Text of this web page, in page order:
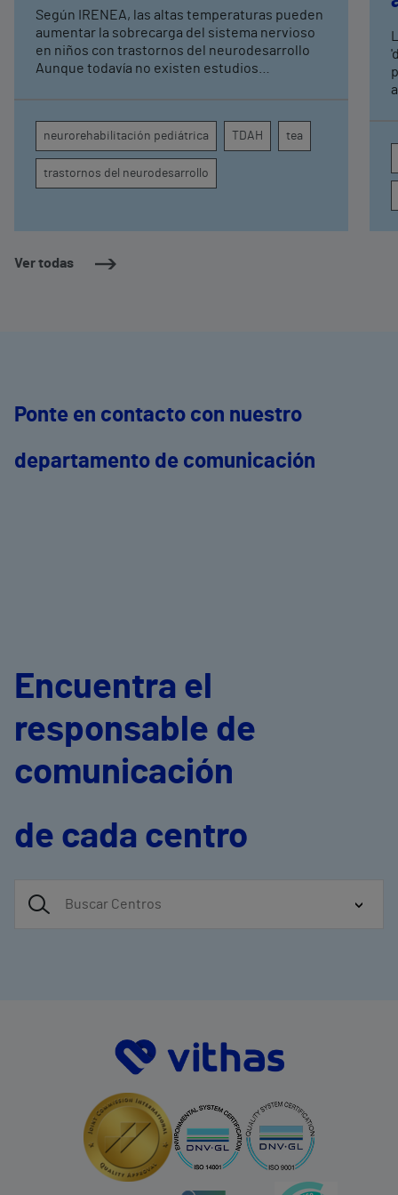
Ver todas
neurorrehabilitación
pediátrica de Vithas
Según IRENEA, las altas temperaturas pueden
aumentar la sobrecarga del sistema nervioso
en niños con trastornos del neurodesarrollo
Aunque todavía no existen estudios
atención, la regulación emocional y la
conducta
neurorehabilitación pediátrica TDAH tea
trastornos del neurodesarrollo
Ponte en contacto con nuestro
departamento de comunicación
Encuentra el
responsable de
comunicación
de cada centro